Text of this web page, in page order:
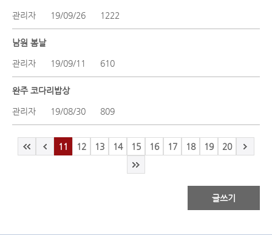
관리자 19/09/26 1222
남원 봄날
관리자 19/09/11 610
완주 코다리밥상
관리자 19/08/30 809
11 12 13 14 15 16 17 18 19 20
글쓰기